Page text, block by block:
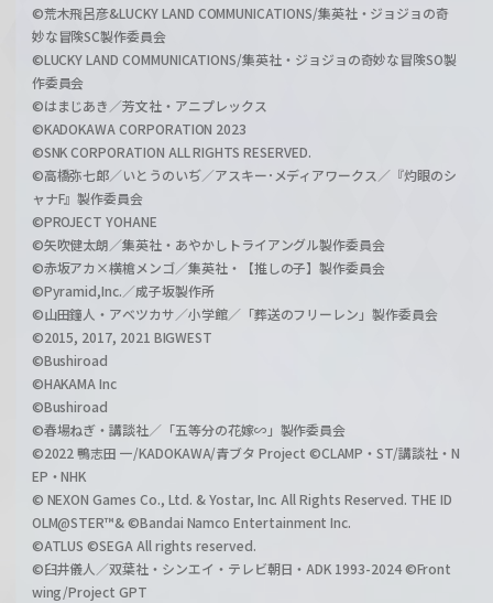
©荒木飛呂彦&LUCKY LAND COMMUNICATIONS/集英社・ジョジョの奇
妙な冒険SC製作委員会
©LUCKY LAND COMMUNICATIONS/集英社・ジョジョの奇妙な冒険SO製
作委員会
©はまじあき／芳文社・アニプレックス
©KADOKAWA CORPORATION 2023
©SNK CORPORATION ALL RIGHTS RESERVED.
©高橋弥七郎／いとうのいぢ／アスキー･メディアワークス／『灼眼のシ
ャナF』製作委員会
©PROJECT YOHANE
©矢吹健太朗／集英社・あやかしトライアングル製作委員会
©赤坂アカ×横槍メンゴ／集英社・【推しの子】製作委員会
©Pyramid,Inc.／成子坂製作所
©山田鐘人・アベツカサ／小学館／「葬送のフリーレン」製作委員会
©2015, 2017, 2021 BIGWEST
©Bushiroad
©HAKAMA Inc
©Bushiroad
©春場ねぎ・講談社／「五等分の花嫁∽」製作委員会
©2022 鴨志田 一/KADOKAWA/青ブタ Project ©CLAMP・ST/講談社・N
EP・NHK
© NEXON Games Co., Ltd. & Yostar, Inc. All Rights Reserved. THE ID
OLM@STER™& ©Bandai Namco Entertainment Inc.
©ATLUS ©SEGA All rights reserved.
©臼井儀人／双葉社・シンエイ・テレビ朝日・ADK 1993-2024 ©Front
wing/Project GPT